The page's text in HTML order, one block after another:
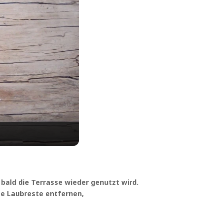
die Terrasse wieder genutzt wird.
Laubreste entfernen,